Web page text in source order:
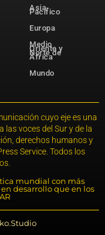
Asia-
Pacífico
Europa
Medio
Oriente y
Norte de
África
Mundo
cuyo eje es una
voces del Sur y de la
derechos humanos y
Service. Todos los
mundial con más
desarrollo que en los